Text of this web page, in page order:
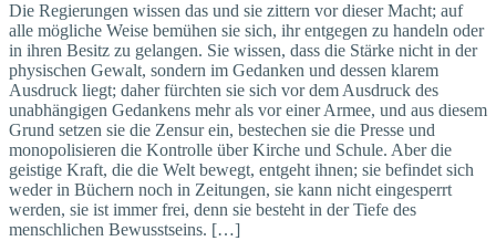
Die Regierungen wissen das und sie zittern vor dieser Macht; auf
alle mögliche Weise bemühen sie sich, ihr entgegen zu handeln oder
in ihren Besitz zu gelangen. Sie wissen, dass die Stärke nicht in der
physischen Gewalt, sondern im Gedanken und dessen klarem
Ausdruck liegt; daher fürchten sie sich vor dem Ausdruck des
unabhängigen Gedankens mehr als vor einer Armee, und aus diesem
Grund setzen sie die Zensur ein, bestechen sie die Presse und
monopolisieren die Kontrolle über Kirche und Schule. Aber die
geistige Kraft, die die Welt bewegt, entgeht ihnen; sie befindet sich
weder in Büchern noch in Zeitungen, sie kann nicht eingesperrt
werden, sie ist immer frei, denn sie besteht in der Tiefe des
menschlichen Bewusstseins. […]